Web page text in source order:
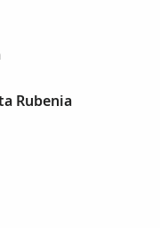
Rubenia